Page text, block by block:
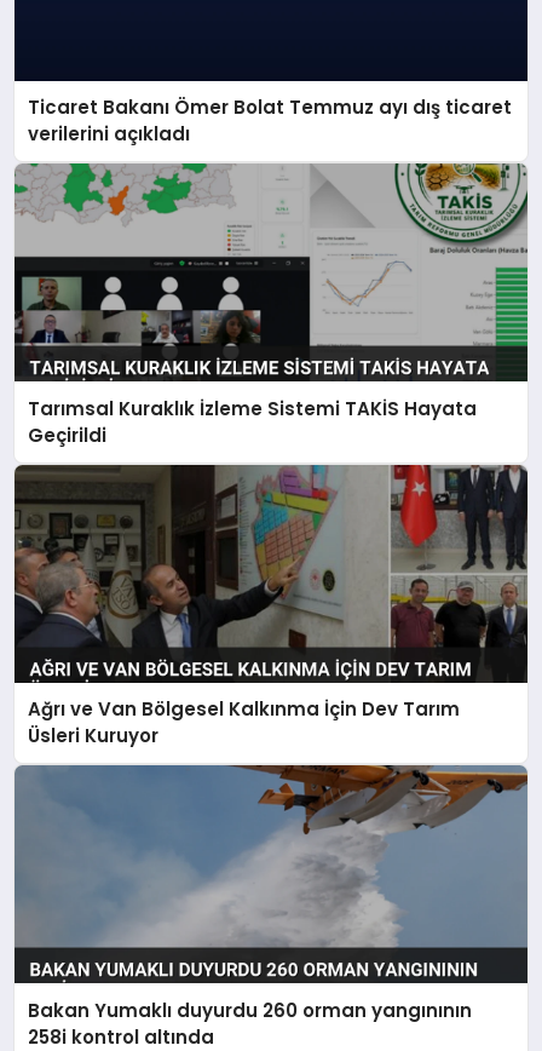
Ticaret Bakanı Ömer Bolat Temmuz ayı dış ticaret
verilerini açıkladı
Tarımsal Kuraklık İzleme Sistemi TAKİS Hayata
Geçirildi
Ağrı ve Van Bölgesel Kalkınma İçin Dev Tarım
Üsleri Kuruyor
Bakan Yumaklı duyurdu 260 orman yangınının
258i kontrol altında